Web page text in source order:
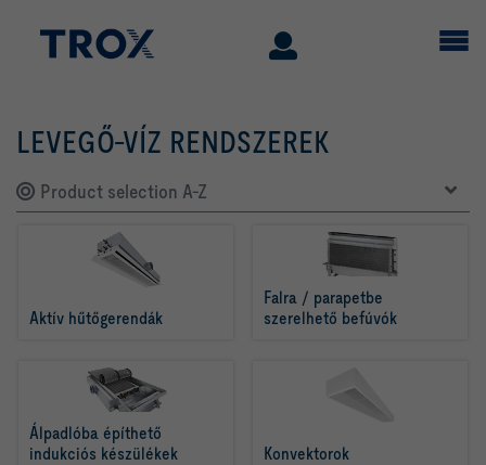
LEVEGŐ-VÍZ RENDSZEREK
Product selection A-Z
Aktív hűtőgerendák
Falra / parapetbe
szerelhető befúvók
Álpadlóba építhető
indukciós készülékek
Konvektorok